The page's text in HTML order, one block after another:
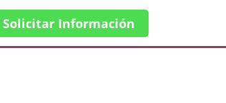
Solicitar Información